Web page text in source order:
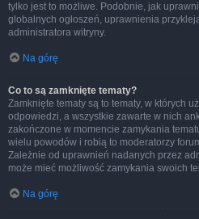
tylko jest to możliwe. Podobnie, jak
globalnych ogłoszeń, uprawnienia
administratora witryny.
Na górę
Co to są zamknięte tematy?
Zamknięte tematy są to tematy, w których
odpowiedzi, a wszystkie zawarte w nich
zakończone w momencie zamykania
wielu powodów i robią to moderatorzy
Zależnie od uprawnień nadanych przez
może mieć możliwość zamykania swoich
Na górę